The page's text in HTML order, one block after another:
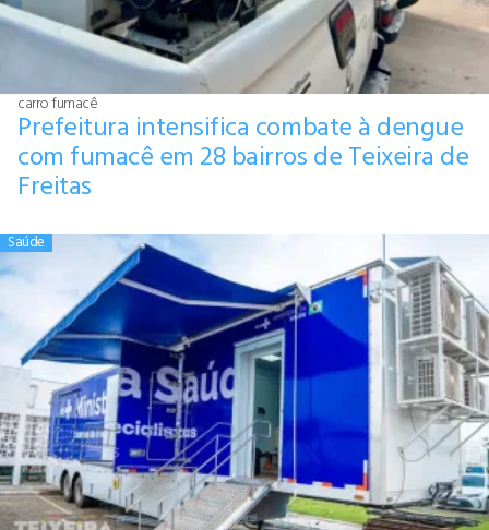
carro fumacê
Prefeitura intensifica combate à dengue
com fumacê em 28 bairros de Teixeira de
Freitas
Saúde